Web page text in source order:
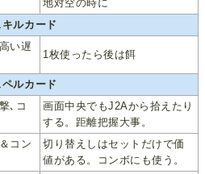
地対空の時に
キルカード
い遅
1枚使ったら後は餌
ペルカード
､コ
画面中央でもJ2Aから拾えたり
する。距離把握大事。
コン
切り替えしはセットだけで価
値がある。コンボにも使う。